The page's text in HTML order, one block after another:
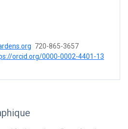
720-865-3657
orcid.org/0000-0002-4401-13